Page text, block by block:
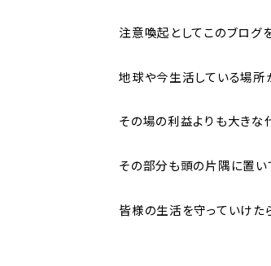
注意喚起としてこのブログ
地球や今生活している場所
その場の利益よりも大きな
その部分も頭の片隅に置い
皆様の生活を守っていけた